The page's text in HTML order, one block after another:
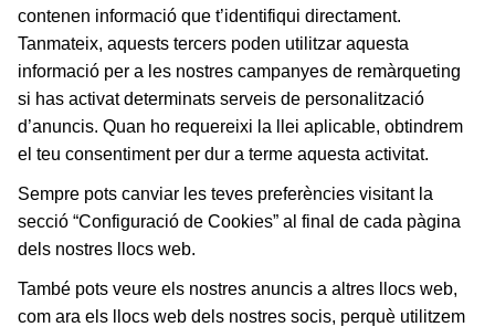
contenen informació que t’identifiqui directament.
Tanmateix, aquests tercers poden utilitzar aquesta
informació per a les nostres campanyes de remàrqueting
si has activat determinats serveis de personalització
d’anuncis. Quan ho requereixi la llei aplicable, obtindrem
el teu consentiment per dur a terme aquesta activitat.
Sempre pots canviar les teves preferències visitant la
secció “Configuració de Cookies” al final de cada pàgina
dels nostres llocs web.
També pots veure els nostres anuncis a altres llocs web,
com ara els llocs web dels nostres socis, perquè utilitzem